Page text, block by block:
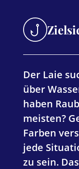
Der Laie
über
haben
meisten?
Farben
jede
zu sein.